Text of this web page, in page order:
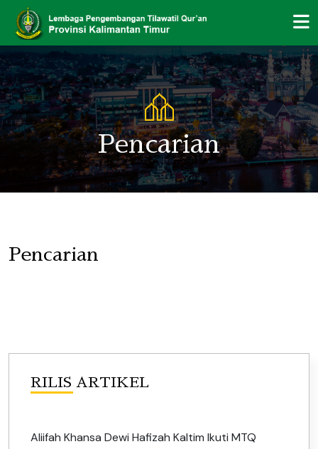
Pencarian
Pencarian
RILIS ARTIKEL
Aliifah Khansa Dewi Hafizah Kaltim Ikuti MTQ